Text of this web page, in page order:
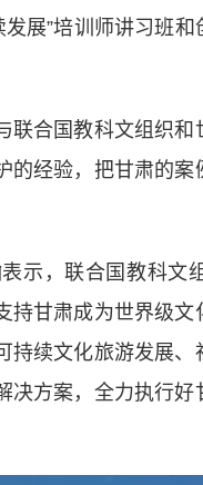
展”培训师讲习班
合国教科文组织和
经验，把甘肃的
，联合国教科文
甘肃成为世界级
续文化旅游发展
方案，全力执行